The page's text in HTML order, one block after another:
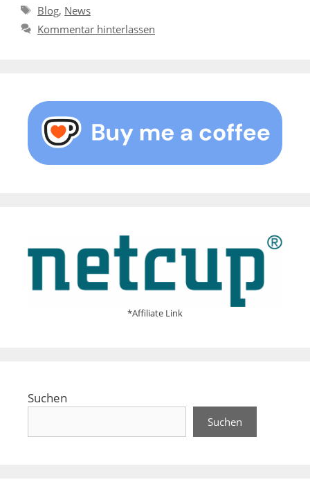
Schlagwörter
Blog, News
Kommentar hinterlassen
*Affiliate Link
Suchen
Suchen